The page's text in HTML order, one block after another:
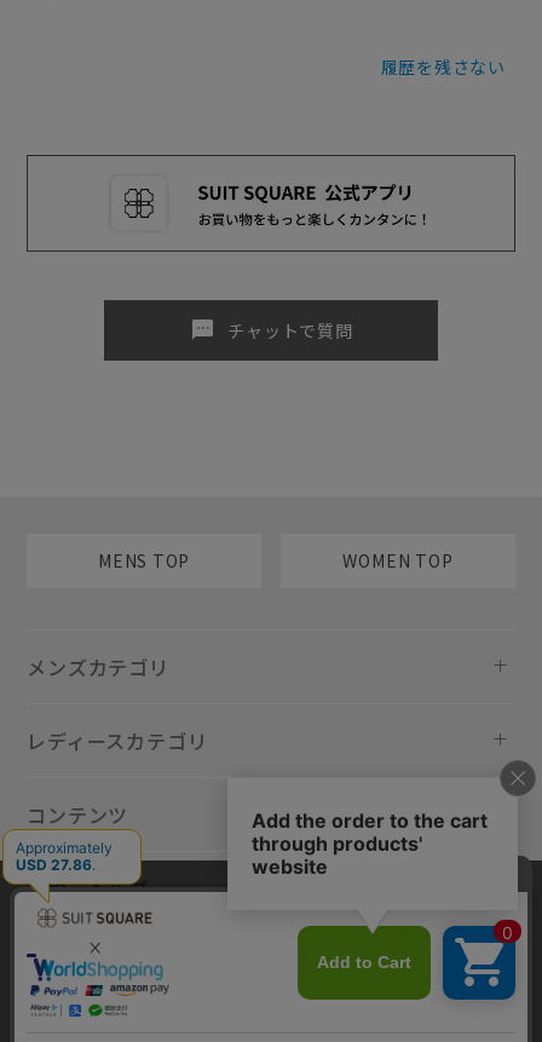
履歴を残さない
sms チャットで質問
MENS TOP WOMEN TOP
メンズカテゴリ
レディースカテゴリ
コンテンツ
規約・ヘルプ
当サイトでは利用体験の向上およびコンテンツの最適な提供、トラフィ
ックの分析を目的としてCookieを使用しています。サイトの閲覧を継続
された場合、Cookieの利用に同意したものといたします。詳細について
はプライバシーポリシー をご確認ください。